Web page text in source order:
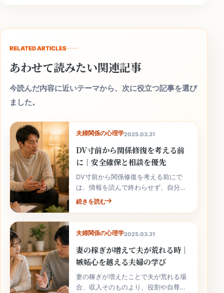
RELATED ARTICLES
あわせて読みたい関連記事
今読んだ内容に近いテーマから、次に役立つ記事を選び
ました。
夫婦関係の心理学2025.03.31
DV寸前から関係修復を考える前
に｜安全確保と相談を優先
DV寸前から関係修復を考える前にで
は、情報を読んで終わらせず、自分の
家庭の事実と次の行動へ落とし込むこ
続きを読む
夫婦関係の心理学2025.03.31
妻の稼ぎが増えて夫が荒れる時｜
嫉妬心を越える夫婦の学び
妻の稼ぎが増えたことで夫が荒れる場
合、収入そのものより、役割や自尊心